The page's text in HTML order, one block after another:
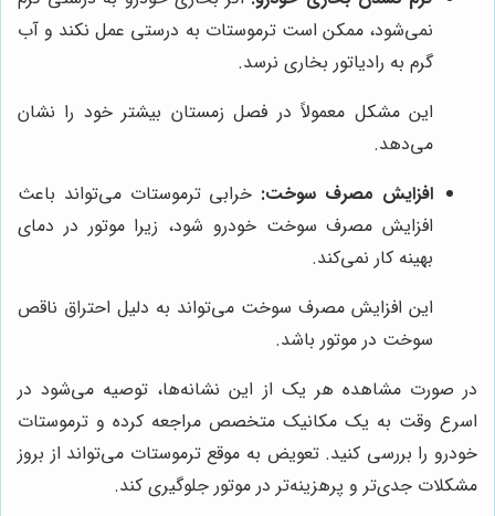
نمی‌شود، ممکن است ترموستات به درستی عمل نکند و آب
گرم به رادیاتور بخاری نرسد.
این مشکل معمولاً در فصل زمستان بیشتر خود را نشان
می‌دهد.
افزایش مصرف سوخت: خرابی ترموستات می‌تواند باعث
افزایش مصرف سوخت خودرو شود، زیرا موتور در دمای
بهینه کار نمی‌کند.
این افزایش مصرف سوخت می‌تواند به دلیل احتراق ناقص
سوخت در موتور باشد.
در صورت مشاهده هر یک از این نشانه‌ها، توصیه می‌شود در
اسرع وقت به یک مکانیک متخصص مراجعه کرده و ترموستات
خودرو را بررسی کنید. تعویض به موقع ترموستات می‌تواند از بروز
مشکلات جدی‌تر و پرهزینه‌تر در موتور جلوگیری کند.